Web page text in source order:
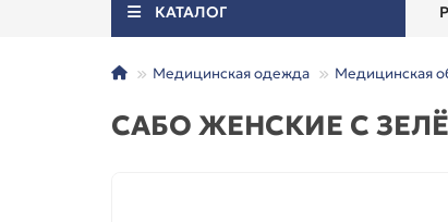
КАТАЛОГ
Медицинская одежда Медицинская
САБО ЖЕНСКИЕ С